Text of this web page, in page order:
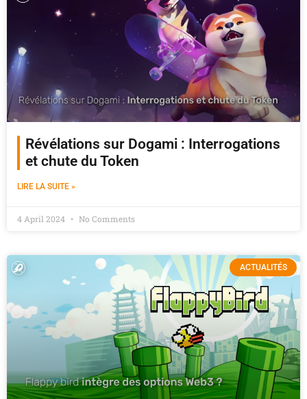
Révélations sur Dogami : Interrogations
et chute du Token
LIRE LA SUITE »
4 April 2024 No Comments
ACTUALITÉS